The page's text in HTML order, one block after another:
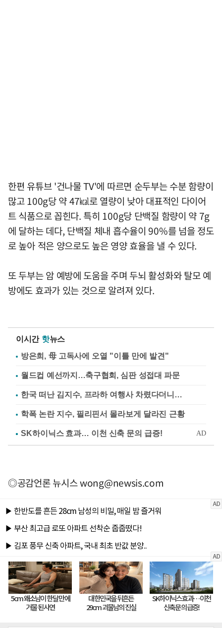
한편 유튜브 '건나물 TV'에 따르면 순두부는 수분 함량이
많고 100g당 약 47㎉로 열량이 낮아 대표적인 다이어
트 식품으로 꼽힌다. 특히 100g당 단백질 함량이 약 7g
에 달하는 데다, 단백질 체내 흡수율이 90%를 넘을 정도
로 높아 적은 양으로도 높은 영양 효율을 낼 수 있다.
또 두부는 암 예방에 도움을 주며 두뇌 활성화와 탈모 예
방에도 효과가 있는 것으로 알려져 있다.
이시간 핫뉴스
방은희, 母 고독사에 오열 "이틀 만에 발견"
월드컵 예선까지…축구협회, 심판 성접대 파문
한국 떠난 김지수, 프라하 여행사 차렸다더니…
학폭 논란 지수, 필리핀서 몰라보게 달라진 근황
◎공감언론 뉴시스wong@newsis.com